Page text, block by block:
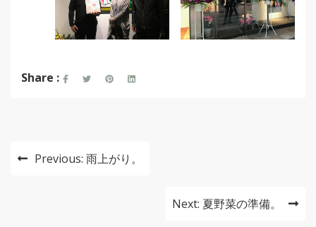
Share :
投 Previous: 雨上がり。
Next: 夏野菜の準備。